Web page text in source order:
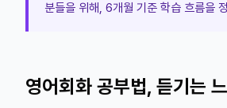
분들을 위해, 6개월 기준 학습 흐름을
영어회화 공부법, 듣기는